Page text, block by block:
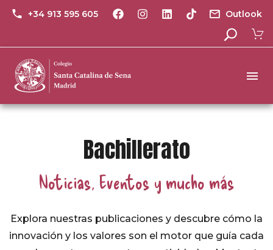
+34 913 595 605 Outlook
Bachillerato
Noticias, Eventos y mucho más
Explora nuestras publicaciones y descubre cómo la
innovación y los valores son el motor que guía cada